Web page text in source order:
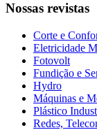
Nossas revistas
Corte e
Eletricidade
Fotovolt
Fundição e
Hydro
Máquinas e
Plástico
Redes,